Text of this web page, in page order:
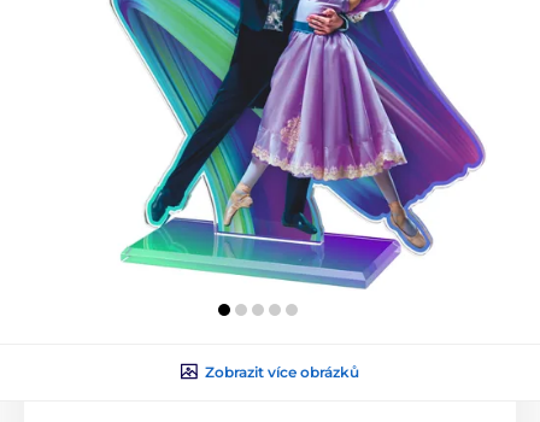
Zobrazit více obrázků